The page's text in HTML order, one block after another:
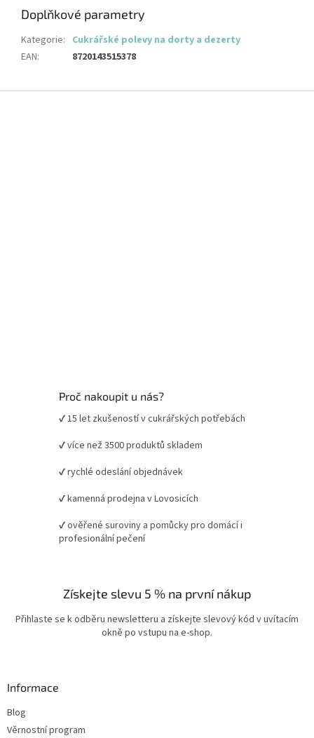
Doplňkové parametry
Kategorie: Cukrářské polevy na dorty a dezerty
EAN: 8720143515378
Proč nakoupit u nás?
✔ 15 let zkušeností v cukrářských potřebách
✔ více než 3500 produktů skladem
✔ rychlé odeslání objednávek
✔ kamenná prodejna v Lovosicích
✔ ověřené suroviny a pomůcky pro domácí i
profesionální pečení
Získejte slevu 5 % na první nákup
Přihlaste se k odběru newsletteru a získejte slevový kód v uvítacím
okně po vstupu na e-shop.
Informace
Blog
Věrnostní program